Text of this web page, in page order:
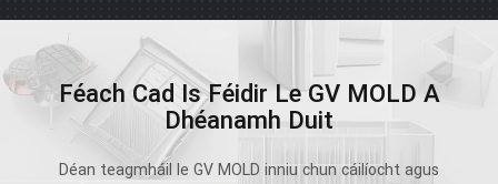
Féach Cad Is Féidir Le GV MOLD A
Dhéanamh Duit
Déan teagmháil le GV MOLD inniu chun cáilíocht agus